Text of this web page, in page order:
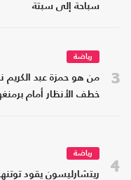
سباحة إلى سبتة
3
رياضة
من هو حمزة عبد الكريم
خطف الأنظار أمام
4
رياضة
ريتشارليسون يقود